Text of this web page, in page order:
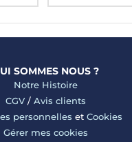
SOMMES NOUS ?
Notre Histoire
CGV/ Avis clients
personnelles et Cookies
Gérer mes cookies